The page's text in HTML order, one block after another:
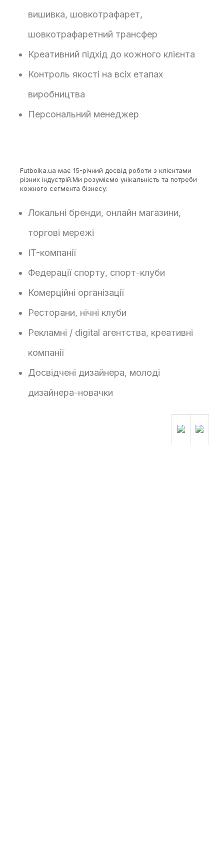
вишивка, шовкотрафарет,
шовкотрафаретний трансфер
Креативний підхід до кожного клієнта
Контроль якості на всіх етапах
виробництва
Персональний менеджер
Futbolka.ua має 15-річний досвід роботи з клієнтами
різних індустрій.Ми розуміємо унікальність та потреби
кожного сегмента бізнесу:
Локальні бренди, онлайн магазини,
торгові мережі
IT-компанії
Федерації спорту, спорт-клуби
Комерційні організації
Ресторани, нічні клуби
Рекламні / digital агентства, креативні
компанії
Досвідчені дизайнера, молоді
дизайнера-новачки